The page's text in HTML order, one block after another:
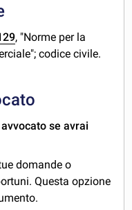
, "Norme per la
codice civile.
se avrai
domande o
Questa opzione